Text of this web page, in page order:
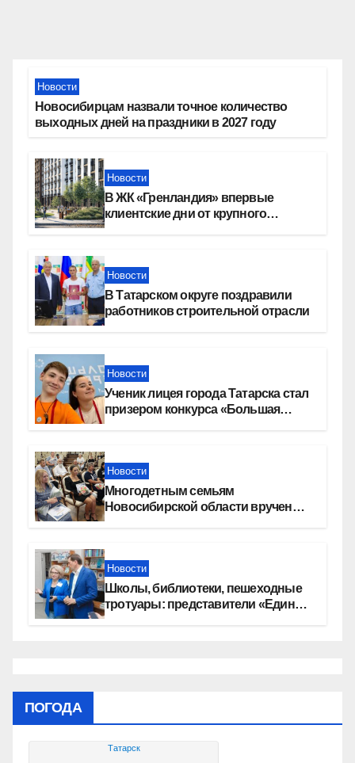
Новости
Новосибирцам назвали точное количество
выходных дней на праздники в 2027 году
Новости
В ЖК «Гренландия» впервые
клиентские дни от крупного
Новости
В Татарском округе поздравили
работников строительной отрасли
Новости
Ученик лицея города Татарска стал
призером конкурса «Большая
Новости
Многодетным семьям
Новосибирской области вручены
Новости
Школы, библиотеки, пешеходные
тротуары: представители «Единой
ПОГОДА
Татарск